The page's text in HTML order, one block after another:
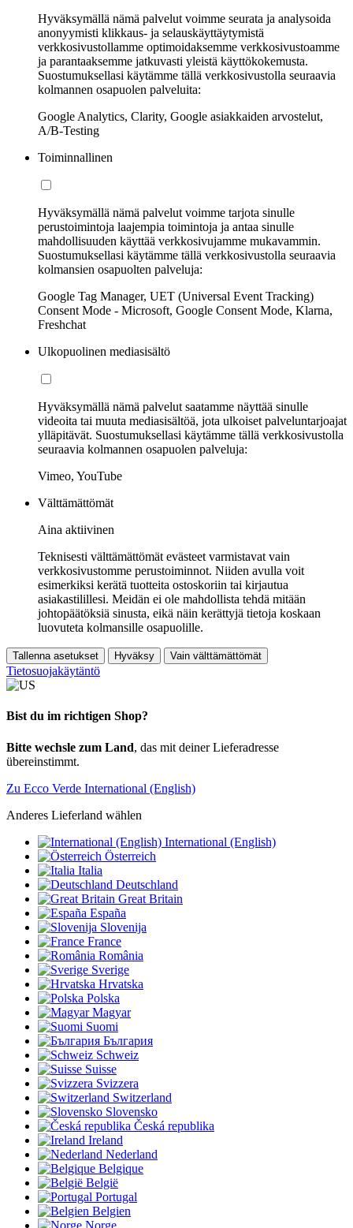
Hyväksymällä nämä palvelut voimme seurata ja analysoida
anonyymisti klikkaus- ja selauskäyttäytymistä
verkkosivustollamme optimoidaksemme verkkosivustoamme
ja parantaaksemme jatkuvasti yleistä käyttökokemusta.
Suostumuksellasi käytämme tällä verkkosivustolla seuraavia
kolmannen osapuolen palveluita:
Google Analytics, Clarity, Google asiakkaiden arvostelut,
A/B-Testing
Toiminnallinen
Hyväksymällä nämä palvelut voimme tarjota sinulle
perustoimintoja laajempia toimintoja ja antaa sinulle
mahdollisuuden käyttää verkkosivujamme mukavammin.
Suostumuksellasi käytämme tällä verkkosivustolla seuraavia
kolmansien osapuolten palveluja:
Google Tag Manager, UET (Universal Event Tracking)
Consent Mode - Microsoft, Google Consent Mode, Klarna,
Freshchat
Ulkopuolinen mediasisältö
Hyväksymällä nämä palvelut saatamme näyttää sinulle
videoita tai muuta mediasisältöä, jota ulkoiset palveluntarjoajat
ylläpitävät. Suostumuksellasi käytämme tällä verkkosivustolla
seuraavia kolmannen osapuolen palveluja:
Vimeo, YouTube
Välttämättömät
Aina aktiivinen
Teknisesti välttämättömät evästeet varmistavat vain
verkkosivustomme perustoiminnot. Niiden avulla voit
esimerkiksi kerätä tuotteita ostoskoriin tai kirjautua
asiakastilillesi. Meidän ei ole mahdollista tehdä mitään
johtopäätöksiä sinusta, eikä näin kerättyjä tietoja koskaan
luovuteta kolmansille osapuolille.
Tallenna asetukset Hyväksy Vain välttämättömät
Tietosuojakäytäntö
Bist du im richtigen Shop?
Bitte wechsle zum Land, das mit deiner Lieferadresse
übereinstimmt.
Zu Ecco Verde International (English)
Anderes Lieferland wählen
International (English)
Österreich
Italia
Deutschland
Great Britain
España
Slovenija
France
România
Sverige
Hrvatska
Polska
Magyar
Suomi
България
Schweiz
Suisse
Svizzera
Switzerland
Slovensko
Česká republika
Ireland
Nederland
Belgique
België
Portugal
Belgien
Norge